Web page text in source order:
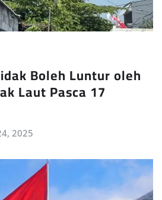
Boleh Luntur oleh
Laut Pasca 17
2025